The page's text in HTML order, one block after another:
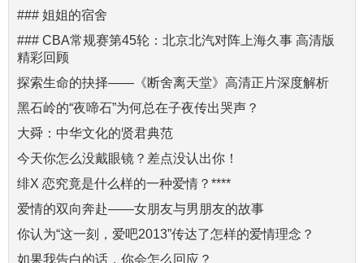
### 姐姐的宿舍
### CBA常规赛第45轮：北京北汽对阵上海久事 高清版
精彩回顾
探索生命的抉择——《断舍离天堂》高清正片深度解析
黑石岭的“夜啼石”为何总在子夜传出哭声？
大舜：中华文化的贤君典范
今天你怎么没戴眼镜？差点没认出你！
绯X 恋究竟是什么样的一种爱情？****
爱情的双向奔赴——女朋友与男朋友的故事
你认为“这一刻，爱吧2013”传达了怎样的爱情理念？
如果我告白的话，你会怎么回应？